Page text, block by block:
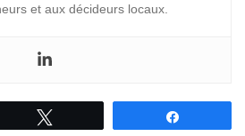
et aux décideurs locaux.